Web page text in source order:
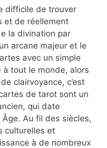
difficile de trouver
et de réellement
la divination par
arcane majeur et le
avec un simple
tout le monde, alors
clairvoyance, c’est
de tarot sont un
qui date
Au fil des siècles,
culturelles et
à de nombreux